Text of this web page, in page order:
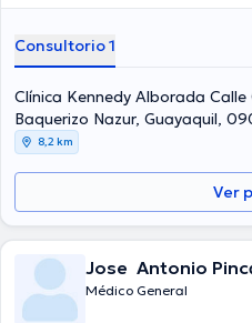
Consultorio 1
Clínica Kennedy Alborada
Baquerizo Nazur, Guayaquil,
Norte8,2 km
Ver
Jose Antonio
Médico General